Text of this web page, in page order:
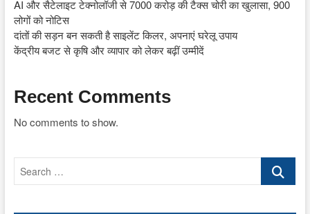
AI और सैटेलाइट टेक्नोलॉजी से 7000 करोड़ की टैक्स चोरी का खुलासा, 900
लोगों को नोटिस
दांतों की सड़न बन सकती है साइलेंट किलर, अपनाएं घरेलू उपाय
केंद्रीय बजट से कृषि और व्यापार को लेकर बढ़ीं उम्मीदें
Recent Comments
No comments to show.
Search